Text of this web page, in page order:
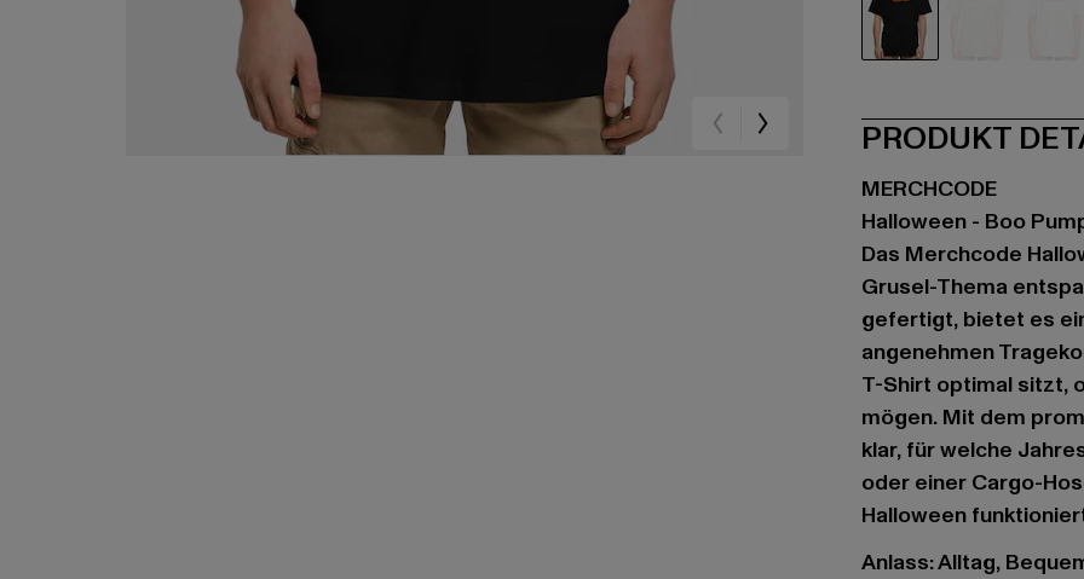
PRODUKT
MERCHCODE
Halloween - Boo
Das Merchcode
Grusel-Thema
gefertigt, bietet es
angenehmen
T-Shirt optimal sitzt,
mögen. Mit dem
klar, für welche
oder einer Cargo-
Halloween
Anlass: Alltag,